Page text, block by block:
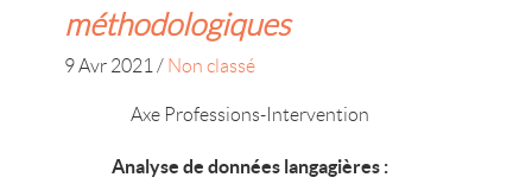
méthodologiques
9 Avr 2021 / Non classé
Axe Professions-Intervention
Analyse de données langagières :